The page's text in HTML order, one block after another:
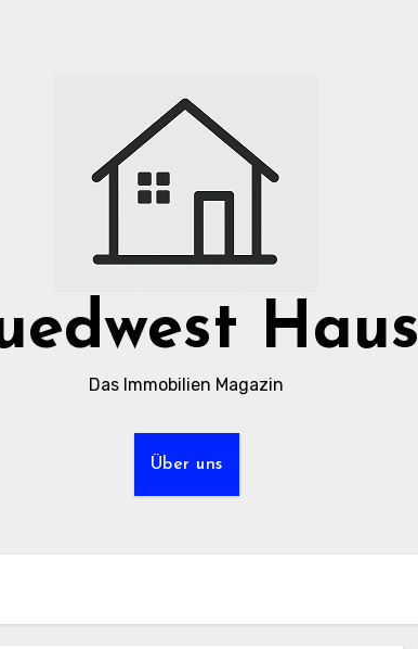
Haus
Das Immobilien Magazin
Über uns